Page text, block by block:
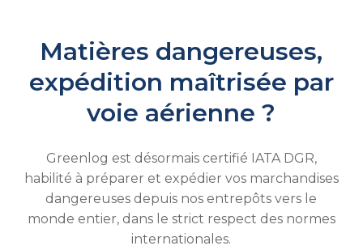
Matières dangereuses,
expédition maîtrisée par
voie aérienne ?
Greenlog est désormais certifié IATA DGR,
habilité à préparer et expédier vos marchandises
dangereuses depuis nos entrepôts vers le
monde entier, dans le strict respect des normes
internationales.